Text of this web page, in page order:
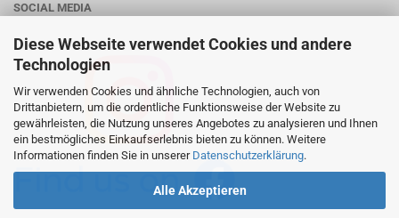
Diese Webseite verwendet Cookies und andere
Technologien
Wir verwenden Cookies und ähnliche Technologien, auch von
Drittanbietern, um die ordentliche Funktionsweise der Website zu
gewährleisten, die Nutzung unseres Angebotes zu analysieren und Ihnen
ein bestmögliches Einkaufserlebnis bieten zu können. Weitere
Informationen finden Sie in unserer Datenschutzerklärung.
Alle Akzeptieren
SOCIAL MEDIA